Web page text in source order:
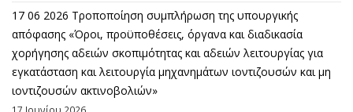
17 06 2026 Τροποποίηση συμπλήρωση της υπουργικής
απόφασης «Όροι, προϋποθέσεις, όργανα και διαδικασία
χορήγησης αδειών σκοπιμότητας και αδειών λειτουργίας για
εγκατάσταση και λειτουργία μηχανημάτων ιοντιζουσών και μη
ιοντιζουσών ακτινοβολιών»